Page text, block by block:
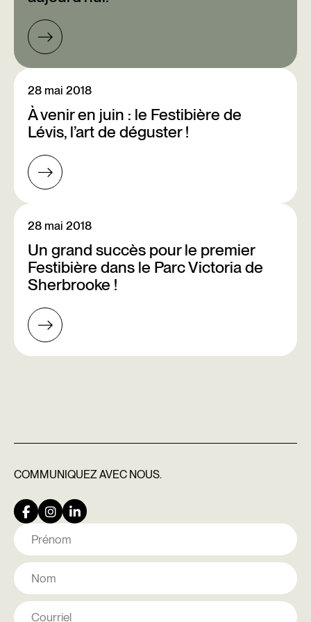
À venir en juin : le Festibière de
Lévis, l’art de déguster !
28 mai 2018
Un grand succès pour le premier
Festibière dans le Parc Victoria de
Sherbrooke !
28 mai 2018
COMMUNIQUEZAVEC NOUS.
Nom
Prénom
Nom
Courriel